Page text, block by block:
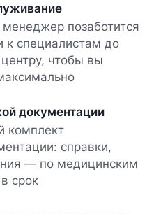
позаботится
к специалистам до
чтобы вы
документации
комплект
справки,
— по медицинским
срок